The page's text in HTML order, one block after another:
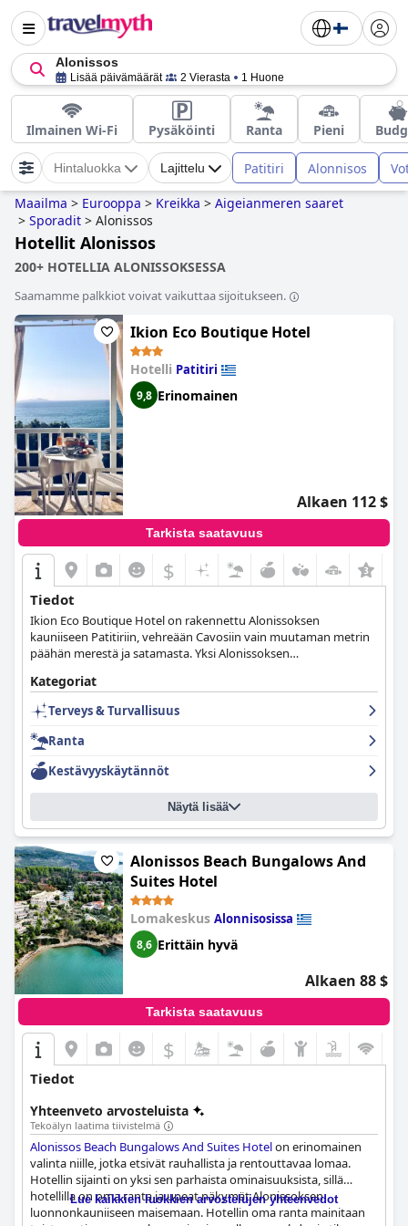
Alonissos
Lisää päivämäärät 2 Vierasta 1 Huone
Ilmainen Wi-Fi Pysäköinti Ranta Pieni
Hintaluokka Lajittelu Patitiri Alonnisos
Maailma > Eurooppa > Kreikka > Aigeianmeren saaret
> Sporadit > Alonissos
Hotellit Alonissos
200+ HOTELLIA ALONISSOKSESSA
Saamamme palkkiot voivat vaikuttaa sijoitukseen.
Ikion Eco Boutique Hotel
Hotelli Patitiri
9,8 Erinomainen
Alkaen 112 $
Tarkista saatavuus
$
Tiedot
Ikion Eco Boutique Hotel on rakennettu Alonissoksen
kauniiseen Patitiriin, vehreään Cavosiin vain muutaman metrin
päähän merestä ja satamasta. Yksi Alonissoksen
huolettomalle lomalle.
Kategoriat
Terveys & Turvallisuus
Ranta
Kestävyyskäytännöt
Näytä lisää
Alonissos Beach Bungalows And
Suites Hotel
Lomakeskus Alonnisosissa
8,6 Erittäin hyvä
Alkaen 88 $
Tarkista saatavuus
$
Tiedot
Yhteenveto arvosteluista
Tekoälyn laatima tiivistelmä
Alonissos Beach Bungalows And Suites Hotelon erinomainen
valinta niille, jotka etsivät rauhallista ja rentouttavaa lomaa.
Hotellin sijainti on yksi sen parhaista ominaisuuksista, sillä
hotellilla on oma ranta ja upeat näkymät Alonissoksen
luonnonkauniiseen maisemaan. Hotellin oma ranta mainitaan
Lue kaikkien luokkien arvostelujen yhteenvedot